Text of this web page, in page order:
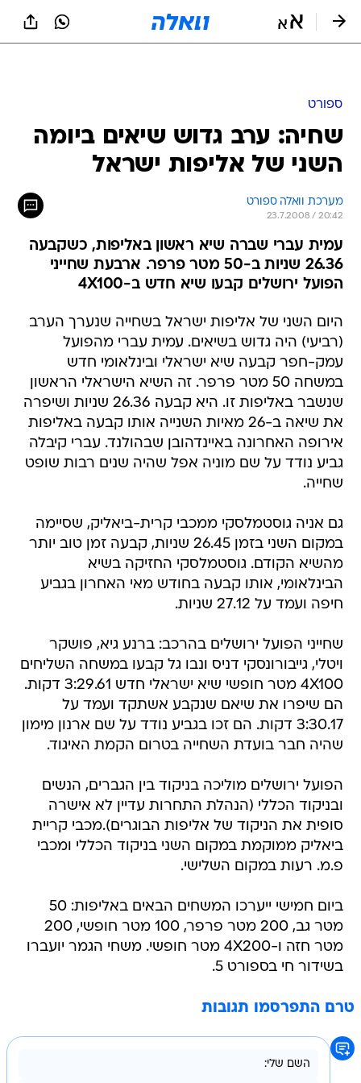
ספורט
שחיה: ערב גדוש שיאים ביומה
השני של אליפות ישראל
מערכת וואלה ספורט
23.7.2008 / 20:42
עמית עברי שברה שיא ראשון באליפות, כשקבעה
26.36 שניות ב-50 מטר פרפר. ארבעת שחייני
הפועל ירושלים קבעו שיא חדש ב-4X100
היום השני של אליפות ישראל בשחייה שנערך הערב
(רביעי) היה גדוש בשיאים. עמית עברי מהפועל
עמק-חפר קבעה שיא ישראלי ובינלאומי חדש
במשחה 50 מטר פרפר. זה השיא הישראלי הראשון
שנשבר באליפות זו. היא קבעה 26.36 שניות ושיפרה
את שיאה ב-26 מאיות השנייה אותו קבעה באליפות
אירופה האחרונה באיינדהובן שבהולנד. עברי קיבלה
גביע נודד על שם מוניה אפל שהיה שנים רבות שופט
שחייה.
גם אניה גוסטמלסקי ממכבי קרית-ביאליק, שסיימה
במקום השני בזמן 26.45 שניות, קבעה זמן טוב יותר
מהשיא הקודם. גוסטמלסקי החזיקה בשיא
הבינלאומי, אותו קבעה בחודש מאי האחרון בגביע
חיפה ועמד על 27.12 שניות.
שחייני הפועל ירושלים בהרכב: ברנע גיא, פושקר
ויטלי, גייבורונסקי דניס ונבו גל קבעו במשחה השליחים
4X100 מטר חופשי שיא ישראלי חדש 3:29.61 דקות.
הם שיפרו את שיאם שנקבע אשתקד ועמד על
3:30.17 דקות. הם זכו בגביע נודד על שם ארנון מימון
שהיה חבר בועדת השחייה בטרום הקמת האיגוד.
הפועל ירושלים מוליכה בניקוד בין הגברים, הנשים
ובניקוד הכללי (הנהלת התחרות עדיין לא אישרה
סופית את הניקוד של אליפות הבוגרים).מכבי קריית
ביאליק ממוקמת במקום השני בניקוד הכללי ומכבי
פ.מ. רעות במקום השלישי.
ביום חמישי ייערכו המשחים הבאים באליפות: 50
מטר גב, 200 מטר פרפר, 100 מטר חופשי, 200
מטר חזה ו-4X200 מטר חופשי. משחי הגמר יועברו
בשידור חי בספורט 5.
טרם התפרסמו תגובות